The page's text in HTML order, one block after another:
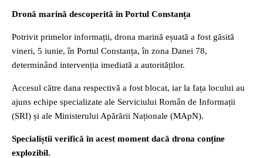
Dronă marină descoperită în Portul Constanța
Potrivit primelor informații, drona marină eșuată a fost găsită
vineri, 5 iunie, în Portul Constanța, în zona Danei 78,
determinând intervenția imediată a autorităților.
Accesul către dana respectivă a fost blocat, iar la fața locului au
ajuns echipe specializate ale Serviciului Român de Informații
(SRI) și ale Ministerului Apărării Naționale (MApN).
Specialiștii verifică în acest moment dacă drona conține
explozibil.